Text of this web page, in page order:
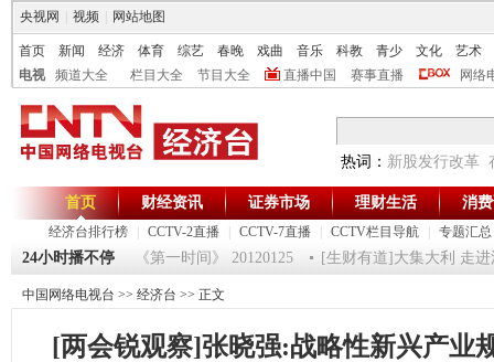
央视网 视频 网站地图
首页 新闻 经济 体育 综艺 春晚 戏曲 音乐 科教 青少 文化
艺术
电视
频道大全 栏目大全 节目大全 直播中国 赛事直播 网络
热词： 新股发行改革
首页
经济台排行榜 CCTV-2直播 CCTV-7直播 CCTV栏目导航 专题汇总
财经资讯 证券市场 理财生活 消
24小时播不停
超级魔术师 5 《第一时间》 20120125 [生财有道]大集大利 走进
中国网络电视台 >> 经济台 >> 正文
[两会锐观察]张晓强:战略性新兴产业